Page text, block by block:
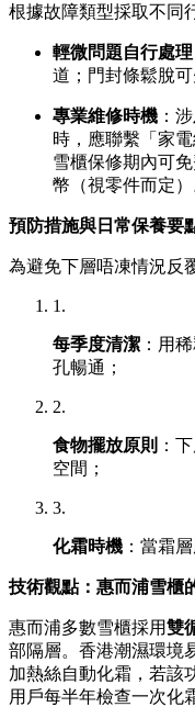
根據故障類型採取不同
輕微問題自行處理
道；門封條鬆脫
專業維修時機 ：
時，應聯繫「家
雪櫃保修期內可
幣（視零件而定）
預防措施與日常保養要
為避免下層唔凍情況反
1.
每季度清潔 ：用
孔暢通；
2.
食物擺放原則 ：
空間；
3.
化霜時機 ：當霜
技術觀點：惠而浦雪櫃
惠而浦多數雪櫃採用雙
部隔層。香港潮濕環境
加熱絲自動化霜，若該
用戶每半年檢查一次化